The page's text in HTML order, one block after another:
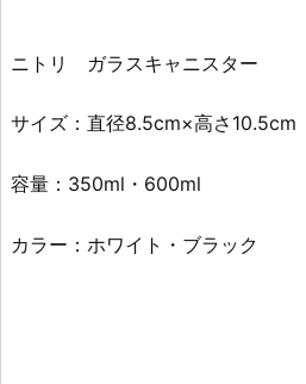
ニトリ ガラスキャニスター
サイズ：直径8.5cm×高さ10.5cm
容量：350ml・600ml
カラー：ホワイト・ブラック